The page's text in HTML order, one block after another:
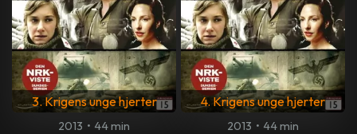
3. Krigens unge hjerter
2013 • 44 min
4. Krigens unge hjerter
2013 • 44 min